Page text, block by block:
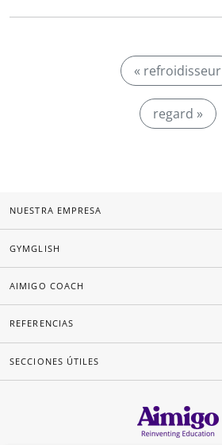
« refroidisseur
regard »
NUESTRA EMPRESA
GYMGLISH
AIMIGO COACH
REFERENCIAS
SECCIONES ÚTILES